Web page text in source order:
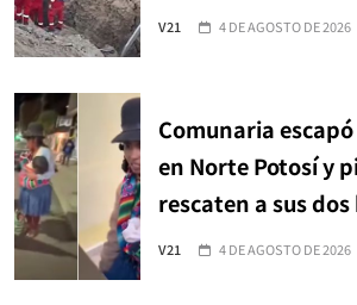
V21 4 DE AGOSTO DE 2026
Comunaria
en Norte Potosí y
rescaten a sus
V21 4 DE AGOSTO DE 2026